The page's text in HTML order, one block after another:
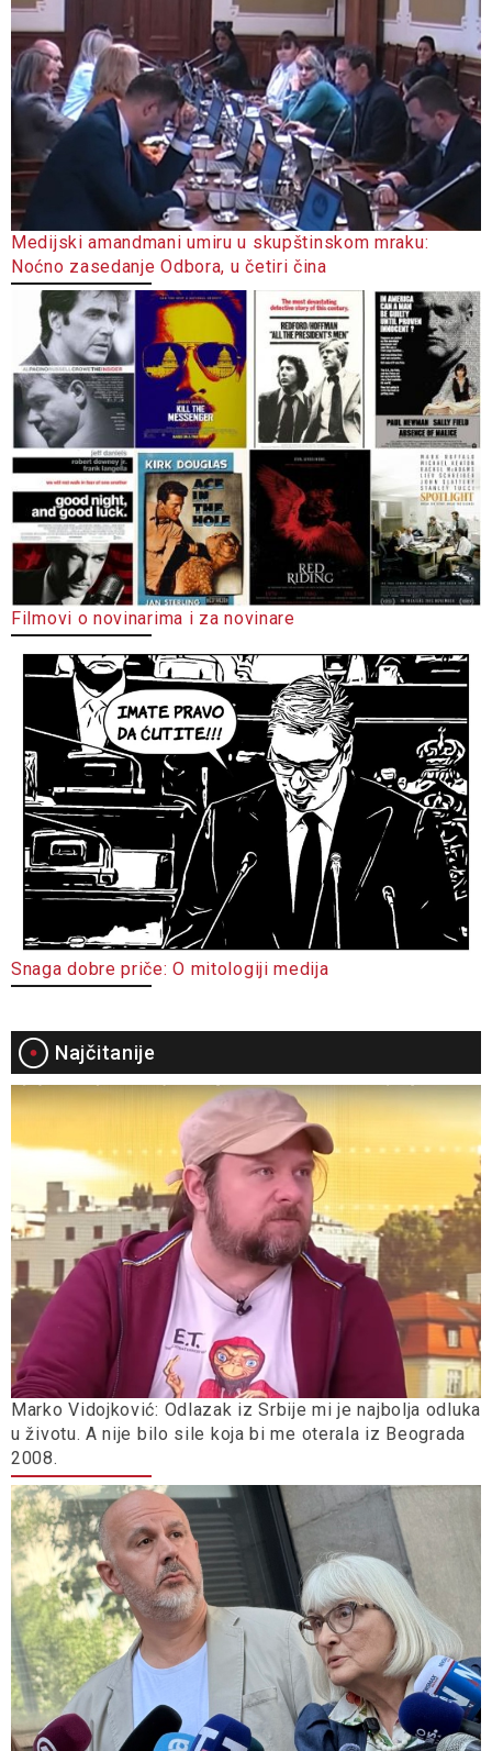
Medijski amandmani umiru u skupštinskom mraku:
Noćno zasedanje Odbora, u četiri čina
Filmovi o novinarima i za novinare
Snaga dobre priče: O mitologiji medija
Najčitanije
Marko Vidojković: Odlazak iz Srbije mi je najbolja odluka
u životu. A nije bilo sile koja bi me oterala iz Beograda
2008.